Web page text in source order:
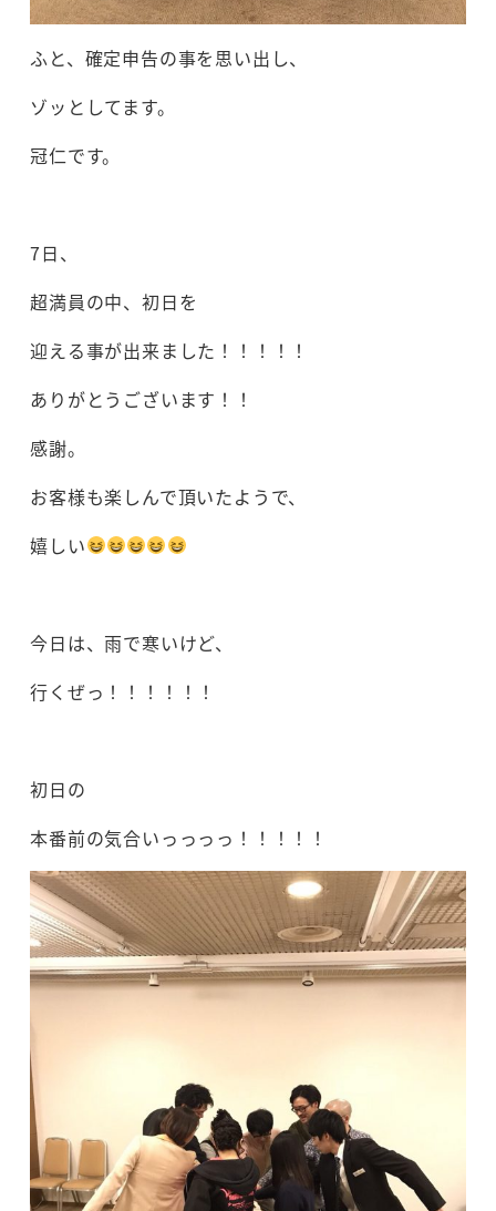
ふと、確定申告の事を思い出し、
ゾッとしてます。
冠仁です。
7日、
超満員の中、初日を
迎える事が出来ました！！！！！
ありがとうございます！！
感謝。
お客様も楽しんで頂いたようで、
嬉しい
今日は、雨で寒いけど、
行くぜっ！！！！！！
初日の
本番前の気合いっっっっ！！！！！